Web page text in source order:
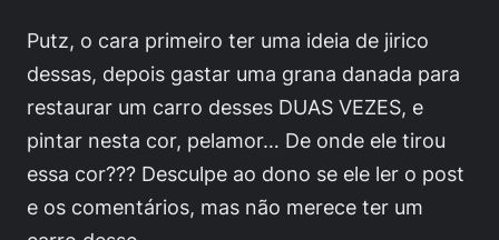
Putz, o cara primeiro ter uma ideia de jirico
dessas, depois gastar uma grana danada para
restaurar um carro desses DUAS VEZES, e
pintar nesta cor, pelamor… De onde ele tirou
essa cor??? Desculpe ao dono se ele ler o post
e os comentários, mas não merece ter um